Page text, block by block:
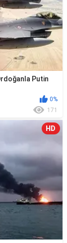
Putin
0%
171
HD